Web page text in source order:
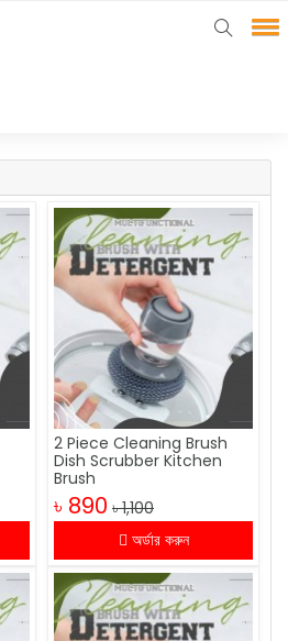
2 Piece Cleaning Brush
Dish Scrubber Kitchen
Brush
৳ 890 ৳ 1,100
অর্ডার করুন